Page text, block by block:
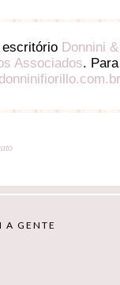
escritório Donnini
Associados.
A GENTE